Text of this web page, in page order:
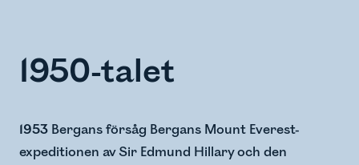
1950-talet
1953 Bergans försåg Bergans Mount Everest-
expeditionen av Sir Edmund Hillary och den